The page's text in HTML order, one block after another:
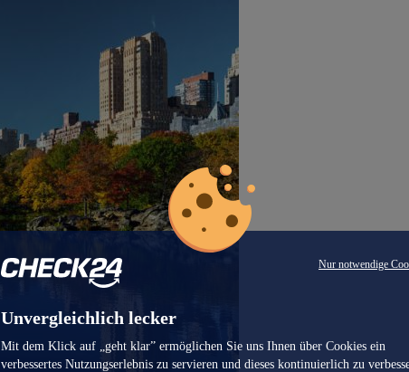
Nur notwendige
Unvergleichlich lecker
Mit dem Klick auf „geht klar” ermöglichen Sie uns Ihnen über Cookies ein
verbessertes Nutzungserlebnis zu servieren und dieses kontinuierlich zu